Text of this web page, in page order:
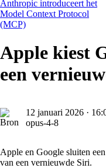
Anthropic introduceert het
Model Context Protocol
(MCP)
Apple kiest
een
12 januari 2026·
opus-4-8
Apple en Google sluiten
van een vernieuwde Siri.